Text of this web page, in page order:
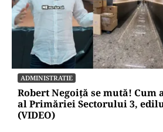
ADMINISTRATIE
Robert Negoiță se mută!
al Primăriei Sectorului 3,
(VIDEO)